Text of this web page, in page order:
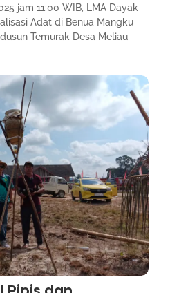
jam 11:00 WIB, LMA Dayak
Adat di Benua Mangku
Temurak Desa Meliau